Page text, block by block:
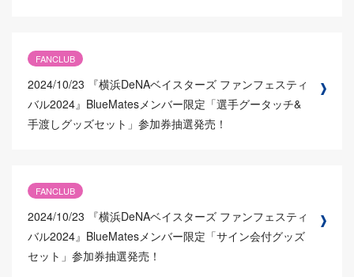
FANCLUB
2024/10/23
『横浜DeNAベイスターズ ファンフェスティ
バル2024』BlueMatesメンバー限定「選手グータッチ&
手渡しグッズセット」参加券抽選発売！
FANCLUB
2024/10/23
『横浜DeNAベイスターズ ファンフェスティ
バル2024』BlueMatesメンバー限定「サイン会付グッズ
セット」参加券抽選発売！